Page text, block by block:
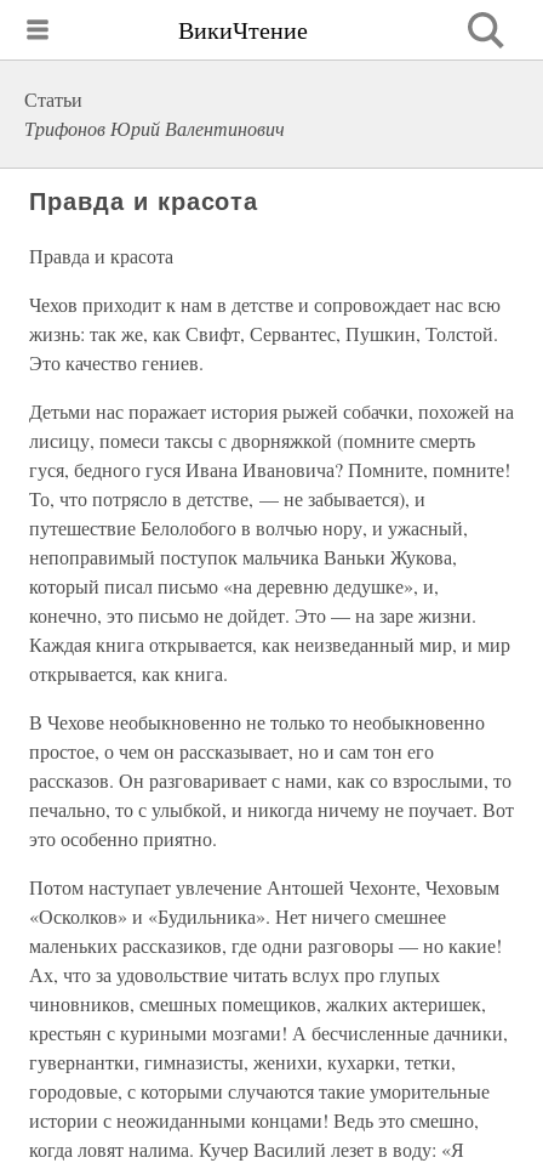
ВикиЧтение
Статьи
Трифонов Юрий Валентинович
Правда и красота
Правда и красота
Чехов приходит к нам в детстве и сопровождает нас всю
жизнь: так же, как Свифт, Сервантес, Пушкин, Толстой.
Это качество гениев.
Детьми нас поражает история рыжей собачки, похожей на
лисицу, помеси таксы с дворняжкой (помните смерть
гуся, бедного гуся Ивана Ивановича? Помните, помните!
То, что потрясло в детстве, — не забывается), и
путешествие Белолобого в волчью нору, и ужасный,
непоправимый поступок мальчика Ваньки Жукова,
который писал письмо «на деревню дедушке», и,
конечно, это письмо не дойдет. Это — на заре жизни.
Каждая книга открывается, как неизведанный мир, и мир
открывается, как книга.
В Чехове необыкновенно не только то необыкновенно
простое, о чем он рассказывает, но и сам тон его
рассказов. Он разговаривает с нами, как со взрослыми, то
печально, то с улыбкой, и никогда ничему не поучает. Вот
это особенно приятно.
Потом наступает увлечение Антошей Чехонте, Чеховым
«Осколков» и «Будильника». Нет ничего смешнее
маленьких рассказиков, где одни разговоры — но какие!
Ах, что за удовольствие читать вслух про глупых
чиновников, смешных помещиков, жалких актеришек,
крестьян с куриными мозгами! А бесчисленные дачники,
гувернантки, гимназисты, женихи, кухарки, тетки,
городовые, с которыми случаются такие уморительные
истории с неожиданными концами! Ведь это смешно,
когда ловят налима. Кучер Василий лезет в воду: «Я